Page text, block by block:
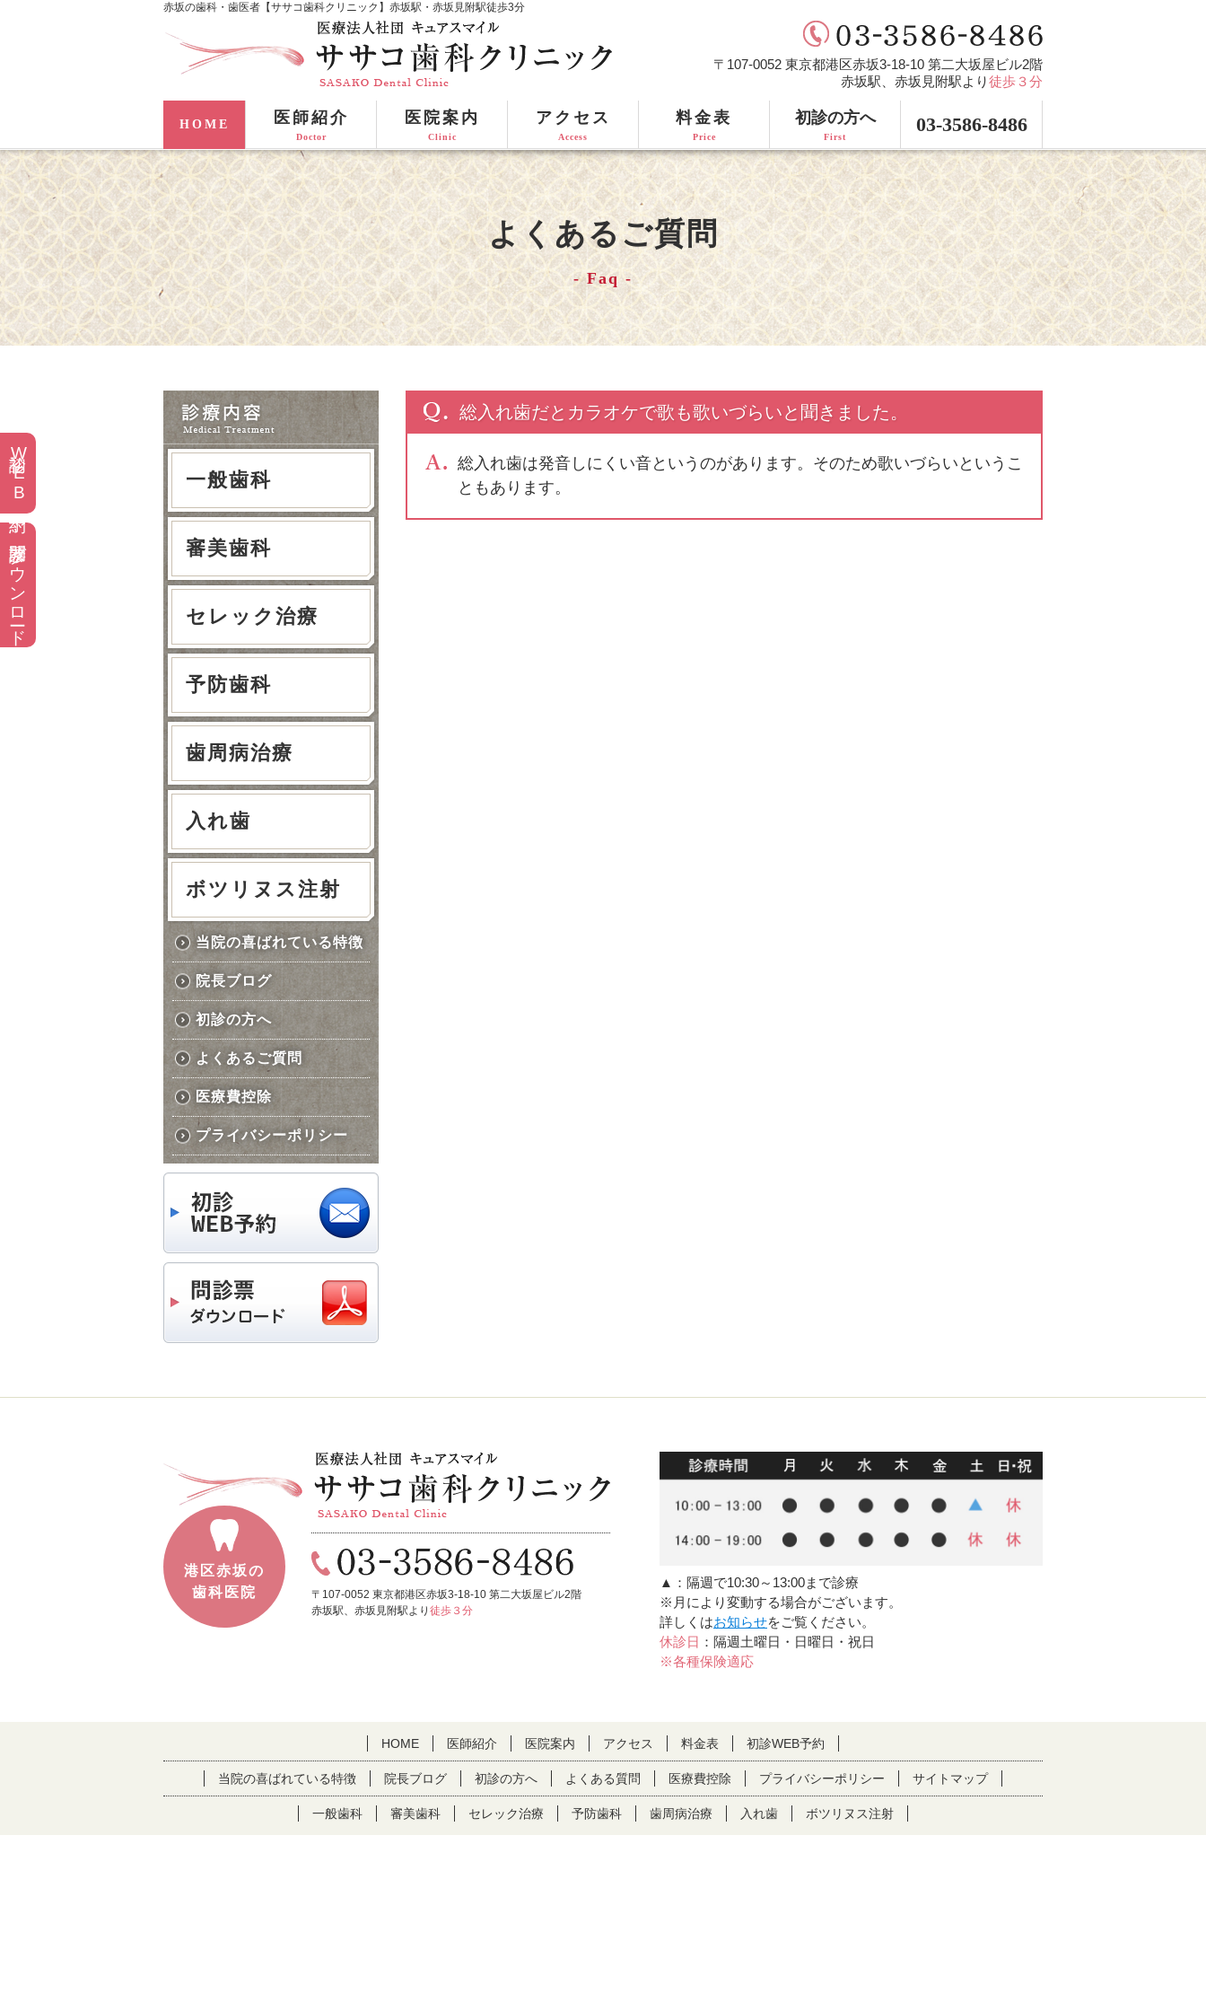
赤坂の歯科・歯医者【ササコ歯科クリニック】赤坂駅・赤坂見附駅徒歩3分
〒107-0052 東京都港区赤坂3-18-10 第二大坂屋ビル2階
赤坂駅、赤坂見附駅より徒歩３分
HOME 医師紹介
Doctor
医院案内
Clinic
アクセス
Access
料金表
Price
初診の方へ
First
03-3586-8486
よくあるご質問
Faq
一般歯科
審美歯科
セレック治療
予防歯科
歯周病治療
入れ歯
ボツリヌス注射
当院の喜ばれている特徴
院長ブログ
初診の方へ
よくあるご質問
医療費控除
プライバシーポリシー
総入れ歯だとカラオケで歌も歌いづらいと聞きました。
総入れ歯は発音しにくい音というのがあります。そのため歌いづらいというこ
ともあります。
港区赤坂の
歯科医院
〒107-0052 東京都港区赤坂3-18-10 第二大坂屋ビル2階
赤坂駅、赤坂見附駅より 徒歩３分
▲ ：隔週で10:30～13:00まで診療
※月により変動する場合がございます。
詳しくはお知らせをご覧ください。
休診日 ：隔週土曜日・日曜日・祝日
※各種保険適応
HOME 医師紹介 医院案内 アクセス 料金表 初診WEB予約
当院の喜ばれている特徴 院長ブログ 初診の方へ よくある質問 医療費控除 プライバシーポリシー サイトマップ
一般歯科 審美歯科 セレック治療 予防歯科 歯周病治療 入れ歯 ボツリヌス注射
初診WEB予約
問診票ダウンロード